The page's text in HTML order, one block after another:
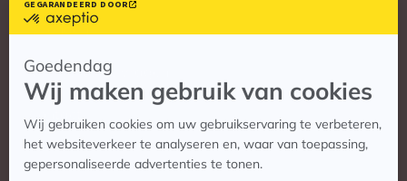
Vrienden
Veelgestelde vragen
Contact